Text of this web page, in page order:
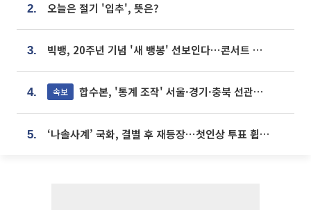
2. 오늘은 절기 '입추', 뜻은?
3. 빅뱅, 20주년 기념 '새 뱅봉' 선보인다⋯콘서트 앞두고 팝업 개최
4. 속보 합수본, '통계 조작' 서울·경기·충북 선관위 등 추가 압수수색
5. ‘나솔사계’ 국화, 결별 후 재등장⋯첫인상 투표 휩쓸고 ‘인기녀’ 등극